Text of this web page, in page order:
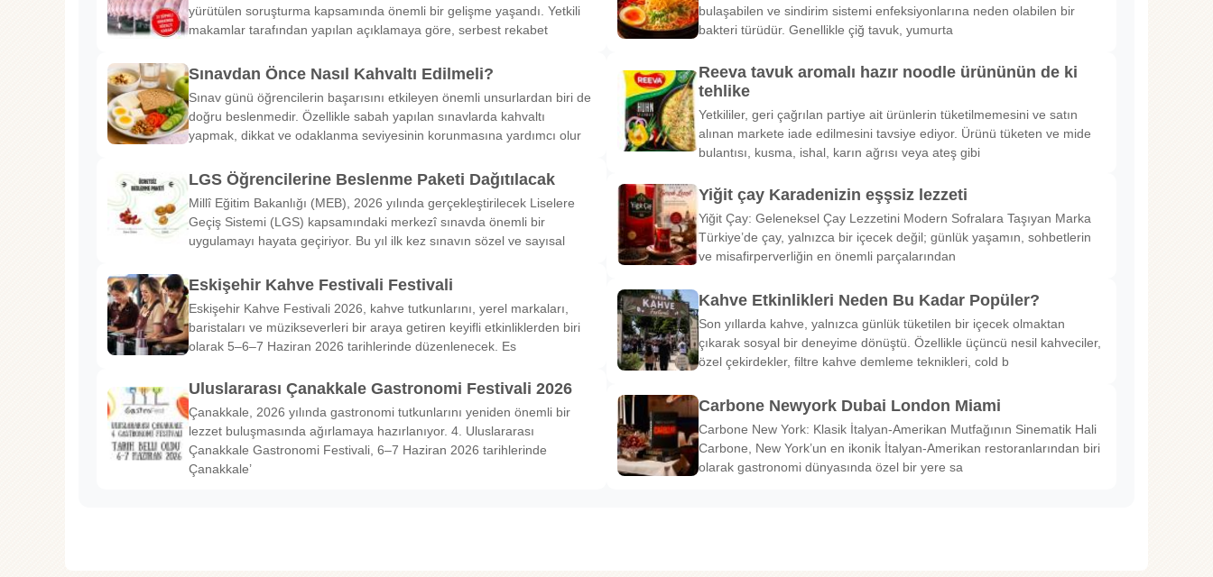
yürütülen soruşturma kapsamında önemli bir gelişme yaşandı. Yetkili
makamlar tarafından yapılan açıklamaya göre, serbest rekabet
Sınavdan Önce Nasıl Kahvaltı Edilmeli?
Sınav günü öğrencilerin başarısını etkileyen önemli unsurlardan biri de
doğru beslenmedir. Özellikle sabah yapılan sınavlarda kahvaltı
yapmak, dikkat ve odaklanma seviyesinin korunmasına yardımcı olur
LGS Öğrencilerine Beslenme Paketi Dağıtılacak
Millî Eğitim Bakanlığı (MEB), 2026 yılında gerçekleştirilecek Liselere
Geçiş Sistemi (LGS) kapsamındaki merkezî sınavda önemli bir
uygulamayı hayata geçiriyor. Bu yıl ilk kez sınavın sözel ve sayısal
Eskişehir Kahve Festivali Festivali
Eskişehir Kahve Festivali 2026, kahve tutkunlarını, yerel markaları,
baristaları ve müzikseverleri bir araya getiren keyifli etkinliklerden biri
olarak 5–6–7 Haziran 2026 tarihlerinde düzenlenecek. Es
Uluslararası Çanakkale Gastronomi Festivali 2026
Çanakkale, 2026 yılında gastronomi tutkunlarını yeniden önemli bir
lezzet buluşmasında ağırlamaya hazırlanıyor. 4. Uluslararası
Çanakkale Gastronomi Festivali, 6–7 Haziran 2026 tarihlerinde
Çanakkale’
bulaşabilen ve sindirim sistemi enfeksiyonlarına neden olabilen bir
bakteri türüdür. Genellikle çiğ tavuk, yumurta
Reeva tavuk aromalı hazır noodle ürününün de ki
tehlike
Yetkililer, geri çağrılan partiye ait ürünlerin tüketilmemesini ve satın
alınan markete iade edilmesini tavsiye ediyor. Ürünü tüketen ve mide
bulantısı, kusma, ishal, karın ağrısı veya ateş gibi
Yiğit çay Karadenizin eşşsiz lezzeti
Yiğit Çay: Geleneksel Çay Lezzetini Modern Sofralara Taşıyan Marka
Türkiye’de çay, yalnızca bir içecek değil; günlük yaşamın, sohbetlerin
ve misafirperverliğin en önemli parçalarından
Kahve Etkinlikleri Neden Bu Kadar Popüler?
Son yıllarda kahve, yalnızca günlük tüketilen bir içecek olmaktan
çıkarak sosyal bir deneyime dönüştü. Özellikle üçüncü nesil kahveciler,
özel çekirdekler, filtre kahve demleme teknikleri, cold b
Carbone Newyork Dubai London Miami
Carbone New York: Klasik İtalyan-Amerikan Mutfağının Sinematik Hali
Carbone, New York’un en ikonik İtalyan-Amerikan restoranlarından biri
olarak gastronomi dünyasında özel bir yere sa